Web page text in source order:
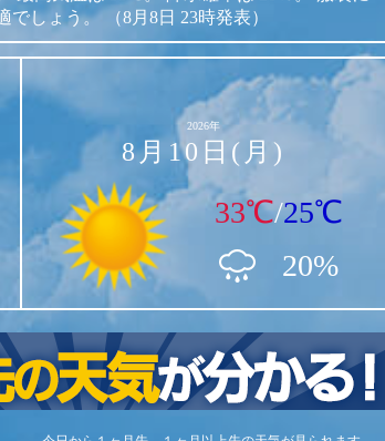
でしょう。 （8月8日 23時発表）
2026年
8月10日(月)
33℃/25℃
20%